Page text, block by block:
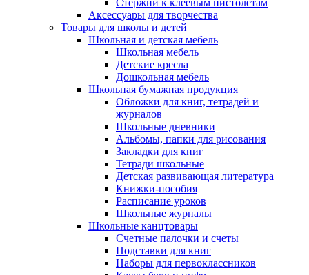
Стержни к клеевым пистолетам
Аксессуары для творчества
Товары для школы и детей
Школьная и детская мебель
Школьная мебель
Детские кресла
Дошкольная мебель
Школьная бумажная продукция
Обложки для книг, тетрадей и
журналов
Школьные дневники
Альбомы, папки для рисования
Закладки для книг
Тетради школьные
Детская развивающая литература
Книжки-пособия
Расписание уроков
Школьные журналы
Школьные канцтовары
Счетные палочки и счеты
Подставки для книг
Наборы для первоклассников